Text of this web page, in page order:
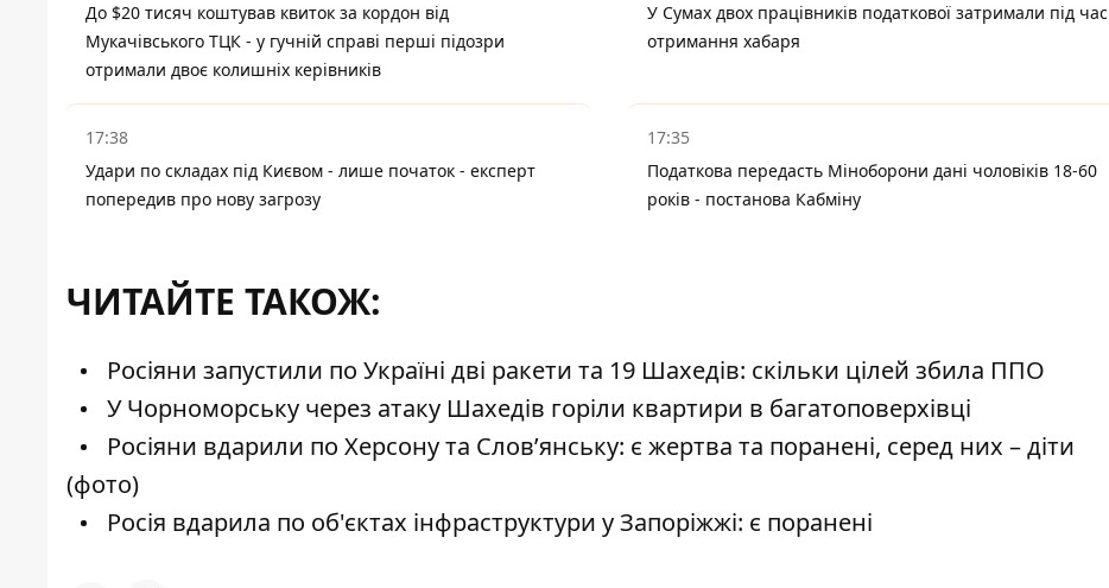
До $20 тисяч коштував квиток за кордон від
Мукачівського ТЦК - у гучній справі перші підозри
отримали двоє колишніх керівників
У Сумах двох працівників податкової затримали під час
отримання хабаря
17:38
Удари по складах під Києвом - лише початок - експерт
попередив про нову загрозу
17:35
Податкова передасть Міноборони дані чоловіків 18-60
років - постанова Кабміну
ЧИТАЙТЕ ТАКОЖ:
Росіяни запустили по Україні дві ракети та 19 Шахедів: скільки цілей збила ППО
У Чорноморську через атаку Шахедів горіли квартири в багатоповерхівці
Росіяни вдарили по Херсону та Слов’янську: є жертва та поранені, серед них – діти
(фото)
Росія вдарила по об'єктах інфраструктури у Запоріжжі: є поранені